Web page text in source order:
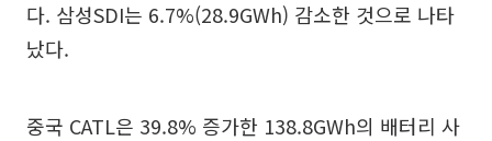
다. 삼성SDI는 6.7%(28.9GWh) 감소한 것으로 나타
났다.
중국 CATL은 39.8% 증가한 138.8GWh의 배터리 사